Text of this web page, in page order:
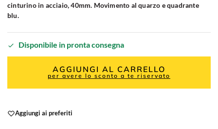
cinturino in acciaio, 40mm. Movimento al quarzo e quadrante
blu.
Disponibile in pronta consegna
AGGIUNGI AL CARRELLO
per avere lo sconto a te riservato
Aggiungi ai preferiti